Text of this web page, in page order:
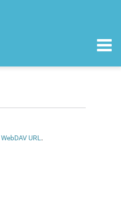
WebDAV URL .